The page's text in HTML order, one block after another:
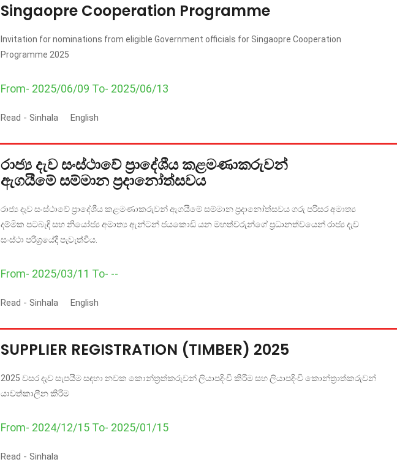
Singaopre Cooperation Programme
Invitation for nominations from eligible Government officials for Singaopre Cooperation
Programme 2025
From- 2025/06/09 To- 2025/06/13
Read - Sinhala English
රාජ්‍ය දැව සංස්ථාවේ ප්‍රාදේශීය කළමණාකරුවන්
ඇගයීමේ සම්මාන ප්‍රදානෝත්සවය
රාජ්‍ය දැව සංස්ථාවේ ප්‍රාදේශීය කළමණාකරුවන් ඇගයීමේ සම්මාන ප්‍රදානෝත්සවය ගරු පරිසර අමාත්‍ය
දම්මික පටබැඳි සහ නියෝජ්‍ය අමාත්‍ය ඇන්ටන් ජයකොඩි යන මහත්වරුන්ගේ ප්‍රධානත්වයෙන් රාජ්‍ය දැව
සංස්ථා පරිශ්‍රයේදී පැවැත්වීය.
From- 2025/03/11 To- --
Read - Sinhala English
SUPPLIER REGISTRATION (TIMBER) 2025
2025 වසර දැව සැපයීම සඳහා නවක කොන්ත්‍රත්කරුවන් ලියාපදිංචි කිරීම සහ ලියාපදිංචි කොන්ත්‍රාත්කරුවන්
යාවත්කාලීන කිරීම
From- 2024/12/15 To- 2025/01/15
Read - Sinhala